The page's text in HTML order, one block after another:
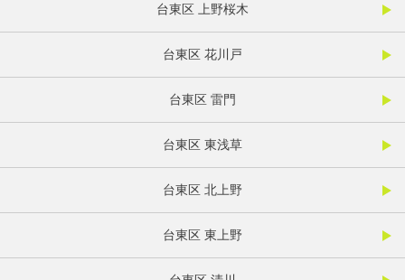
台東区 上野桜木
台東区 花川戸
台東区 雷門
台東区 東浅草
台東区 北上野
台東区 東上野